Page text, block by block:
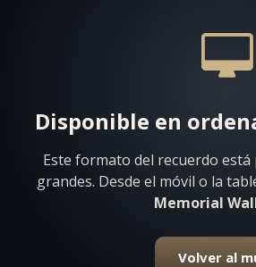
Disponible en
Este formato del recuerdo
grandes. Desde el móvil o la
Memorial
Volver al